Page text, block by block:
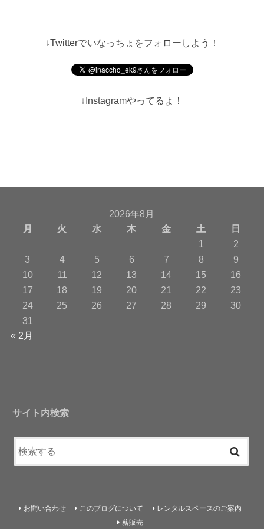
↓Twitterでいなっちょをフォローしよう！
↓Instagramやってるよ！
2026年8月
月
火 水 木 金 土
日
1
2
3
4 5 6 7 8
9
10
11 12 13 14 15
16
17
18 19 20 21 22
23
24
25 26 27 28 29
30
31
« 2月
サイト内検索
お問い合わせ このブログについて
レンタルスペースのご案内
薪販売